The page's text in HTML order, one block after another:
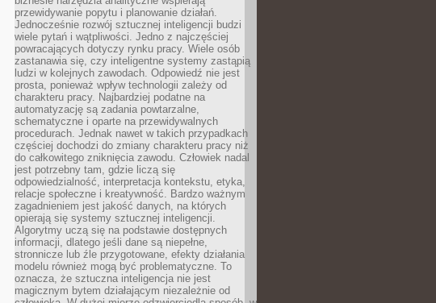
przewidywanie popytu i planowanie działań.
Jednocześnie rozwój sztucznej inteligencji budzi
wiele pytań i wątpliwości. Jedno z najczęściej
powracających dotyczy rynku pracy. Wiele osób
zastanawia się, czy inteligentne systemy zastąpią
ludzi w kolejnych zawodach. Odpowiedź nie jest
prosta, ponieważ wpływ technologii zależy od
charakteru pracy. Najbardziej podatne na
automatyzację są zadania powtarzalne,
schematyczne i oparte na przewidywalnych
procedurach. Jednak nawet w takich przypadkach
częściej dochodzi do zmiany charakteru pracy niż
do całkowitego zniknięcia zawodu. Człowiek nadal
jest potrzebny tam, gdzie liczą się
odpowiedzialność, interpretacja kontekstu, etyka,
relacje społeczne i kreatywność. Bardzo ważnym
zagadnieniem jest jakość danych, na których
opierają się systemy sztucznej inteligencji.
Algorytmy uczą się na podstawie dostępnych
informacji, dlatego jeśli dane są niepełne,
stronnicze lub źle przygotowane, efekty działania
modelu również mogą być problematyczne. To
oznacza, że sztuczna inteligencja nie jest
magicznym bytem działającym niezależnie od